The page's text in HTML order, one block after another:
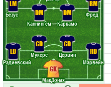
МакДонах
Радиевский
Мукерс
Дервин
Марвейн
Безус
Каннингем
Каркамо
Фред
GK
LD
CD
CD
RD
LM
DM
DM
RM